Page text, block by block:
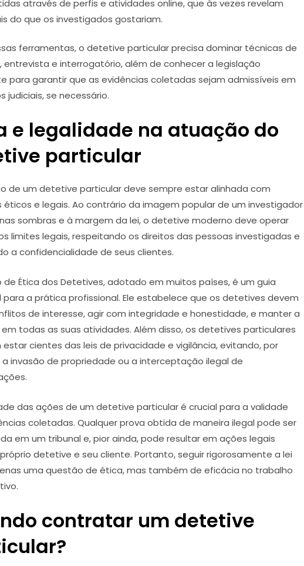
através de perfis e atividades online, que às vezes revelam
do que os investigados gostariam.
ferramentas, o detetive particular precisa dominar técnicas de
entrevista e interrogatório, além de conhecer a legislação
para garantir que as evidências coletadas sejam admissíveis em
judiciais, se necessário.
e legalidade na atuação do
particular
de um detetive particular deve sempre estar alinhada com
éticos e legais. Ao contrário da imagem popular de um investigador
sombras e à margem da lei, o detetive moderno deve operar
limites legais, respeitando os direitos das pessoas investigadas e
a confidencialidade de seus clientes.
de Ética dos Detetives, adotado em muitos países, é um guia
para a prática profissional. Ele estabelece que os detetives devem
de interesse, agir com integridade e honestidade, e manter a
todas as suas atividades. Além disso, os detetives particulares
estar cientes das leis de privacidade e vigilância, evitando, por
a invasão de propriedade ou a interceptação ilegal de
das ações de um detetive particular é crucial para a validade
coletadas. Qualquer prova obtida de maneira ilegal pode ser
em um tribunal e, pior ainda, pode resultar em ações legais
detetive e seu cliente. Portanto, seguir rigorosamente a lei
uma questão de ética, mas também de eficácia no trabalho
contratar um detetive